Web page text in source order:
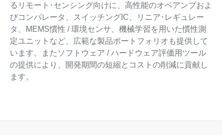
るリモート･センシング向けに、高性能のオペアンプおよ
びコンパレータ、スイッチングIC、リニア･レギュレー
タ、MEMS慣性 / 環境センサ、機械学習を用いた慣性測
定ユニットなど、広範な製品ポートフォリオも提供して
います。またソフトウェア / ハードウェア評価用ツール
の提供により、開発期間の短縮とコストの削減に貢献し
ます。